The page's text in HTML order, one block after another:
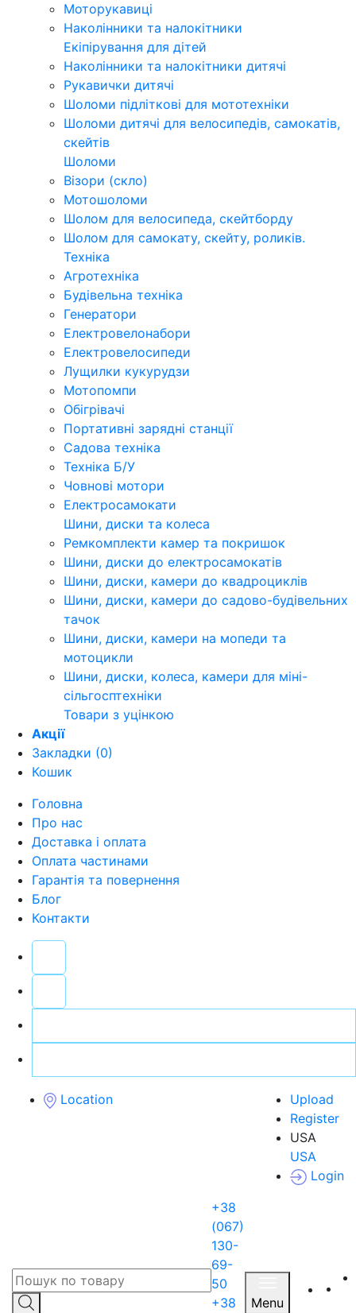
Моторукавиці
Наколінники та налокітники
Екіпірування для дітей
Наколінники та налокітники дитячі
Рукавички дитячі
Шоломи підліткові для мототехніки
Шоломи дитячі для велосипедів, самокатів,
скейтів
Шоломи
Візори (скло)
Мотошоломи
Шолом для велосипеда, скейтборду
Шолом для самокату, скейту, роликів.
Техніка
Агротехніка
Будівельна техніка
Генератори
Електровелонабори
Електровелосипеди
Лущилки кукурудзи
Мотопомпи
Обігрівачі
Портативні зарядні станції
Садова техніка
Техніка Б/У
Човнові мотори
Електросамокати
Шини, диски та колеса
Ремкомплекти камер та покришок
Шини, диски до електросамокатів
Шини, диски, камери до квадроциклів
Шини, диски, камери до садово-будівельних
тачок
Шини, диски, камери на мопеди та
мотоцикли
Шини, диски, колеса, камери для міні-
сільгосптехніки
Товари з уцінкою
Акції
Закладки (0)
Кошик
Головна
Про нас
Доставка і оплата
Оплата частинами
Гарантія та повернення
Блог
Контакти
Location
Upload
Register
USA
USA
Login
+38
(067)
130-
69-
50
+38
Menu